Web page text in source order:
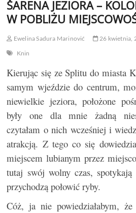
ŠARENA JEZIORA –
W POBLIŻU
Ewelina Sadura Marinović 26 kwietnia,
Knin
Kierując się ze Splitu do miasta
samym wjeździe do centrum,
niewielkie jeziora, położone
były one dla mnie żadną
czytałam o nich wcześniej i
atrakcją. Z tego co się
miejscem lubianym przez
tutaj swój wolny czas,
przychodzą połowić ryby.
Cóż, ja nie powiedziałabym,